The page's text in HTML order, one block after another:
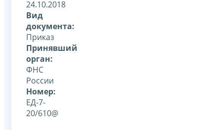
24.10.2018
Вид
документа:
Приказ
Принявший
орган:
ФНС
России
Номер:
ЕД-7-
20/610@